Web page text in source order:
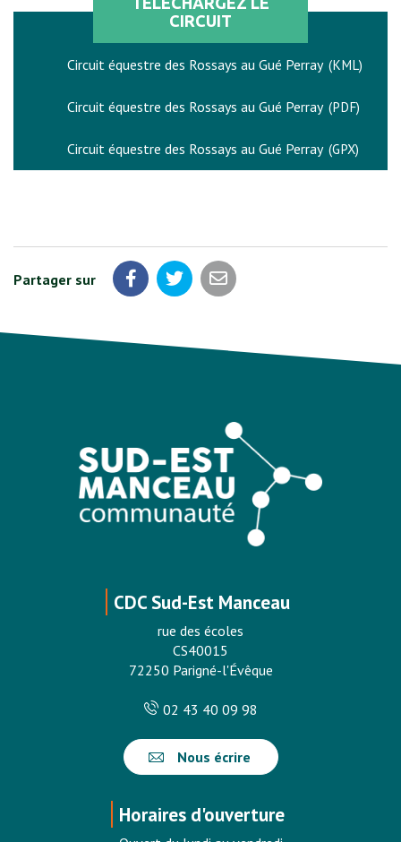
CIRCUIT
Circuit équestre des Rossays au Gué Perray KML
Circuit équestre des Rossays au Gué Perray PDF
Circuit équestre des Rossays au Gué Perray GPX
Partager sur Partager sur Facebook
Partager sur Twitter
Partager par email
CDC Sud-Est Manceau
rue des écoles
CS40015
72250 Parigné-l'Évêque
02 43 40 09 98
Nous écrire
Horaires d'ouverture